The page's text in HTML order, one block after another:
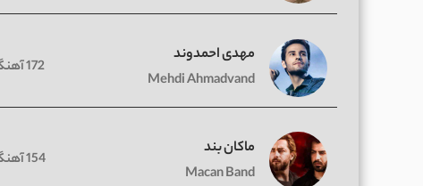
مهدی احمدوند
Mehdi Ahmadvand
172 آهنگ
ماکان بند
Macan Band
154 آهنگ